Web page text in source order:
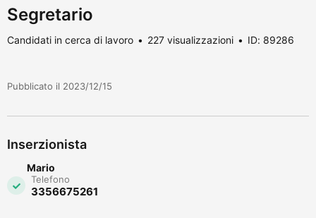
Segretario
Candidati in cerca di lavoro 227 visualizzazioni ID: 89286
Pubblicato il 2023/12/15
Inserzionista
Mario
Telefono
3356675261